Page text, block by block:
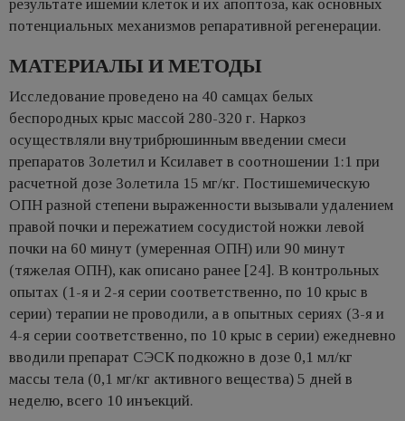
результате ишемии клеток и их апоптоза, как основных
потенциальных механизмов репаративной регенерации.
МАТЕРИАЛЫ И МЕТОДЫ
Исследование проведено на 40 самцах белых
беспородных крыс массой 280-320 г. Наркоз
осуществляли внутрибрюшинным введении смеси
препаратов Золетил и Ксилавет в соотношении 1:1 при
расчетной дозе Золетила 15 мг/кг. Постишемическую
ОПН разной степени выраженности вызывали удалением
правой почки и пережатием сосудистой ножки левой
почки на 60 минут (умеренная ОПН) или 90 минут
(тяжелая ОПН), как описано ранее [24]. В контрольных
опытах (1-я и 2-я серии соответственно, по 10 крыс в
серии) терапии не проводили, а в опытных сериях (3-я и
4-я серии соответственно, по 10 крыс в серии) ежедневно
вводили препарат СЭСК подкожно в дозе 0,1 мл/кг
массы тела (0,1 мг/кг активного вещества) 5 дней в
неделю, всего 10 инъекций.